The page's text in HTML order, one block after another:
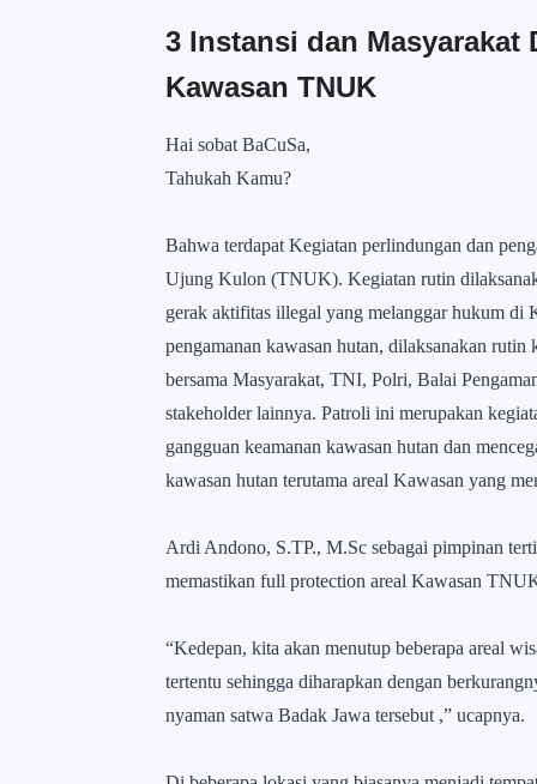
3 Instansi dan Masyarakat
Kawasan TNUK
Hai sobat BaCuSa,
Tahukah Kamu?
Bahwa terdapat Kegiatan perlindungan dan
Ujung Kulon (TNUK). Kegiatan rutin
gerak aktifitas illegal yang melanggar hukum di
pengamanan kawasan hutan, dilaksanakan
bersama Masyarakat, TNI, Polri, Balai
stakeholder lainnya. Patroli ini merupakan
gangguan keamanan kawasan hutan dan
kawasan hutan terutama areal Kawasan yang
Ardi Andono, S.TP., M.Sc sebagai pimpinan
memastikan full protection areal Kawasan
“Kedepan, kita akan menutup beberapa areal
tertentu sehingga diharapkan dengan
nyaman satwa Badak Jawa tersebut ,” ucapnya.